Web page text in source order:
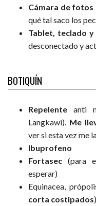
Cámara de fotos
qué tal saco los
Tablet, teclado
desconectado y
BOTIQUÍN
Repelenteanti
Langkawi). Me
ver si esta vez me
Ibuprofeno
Fortasec(para
esperar)
Equinacea,
corta costipados)